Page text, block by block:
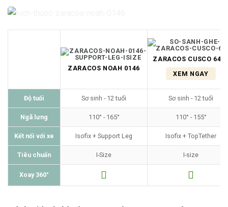
ZARACOS NOAH 0146
ZARACOS CUSCO
XEM NGAY
Độ tuổi Sơ sinh - 12 tuổi Sơ sinh - 12 tuổi
Ngã lưng 110° - 165° 110° - 155°
Kết nối với xe Isofix + Support Leg Isofix + TopTether
Tiêu chuẩn I-Size I-size
Xoay 360°